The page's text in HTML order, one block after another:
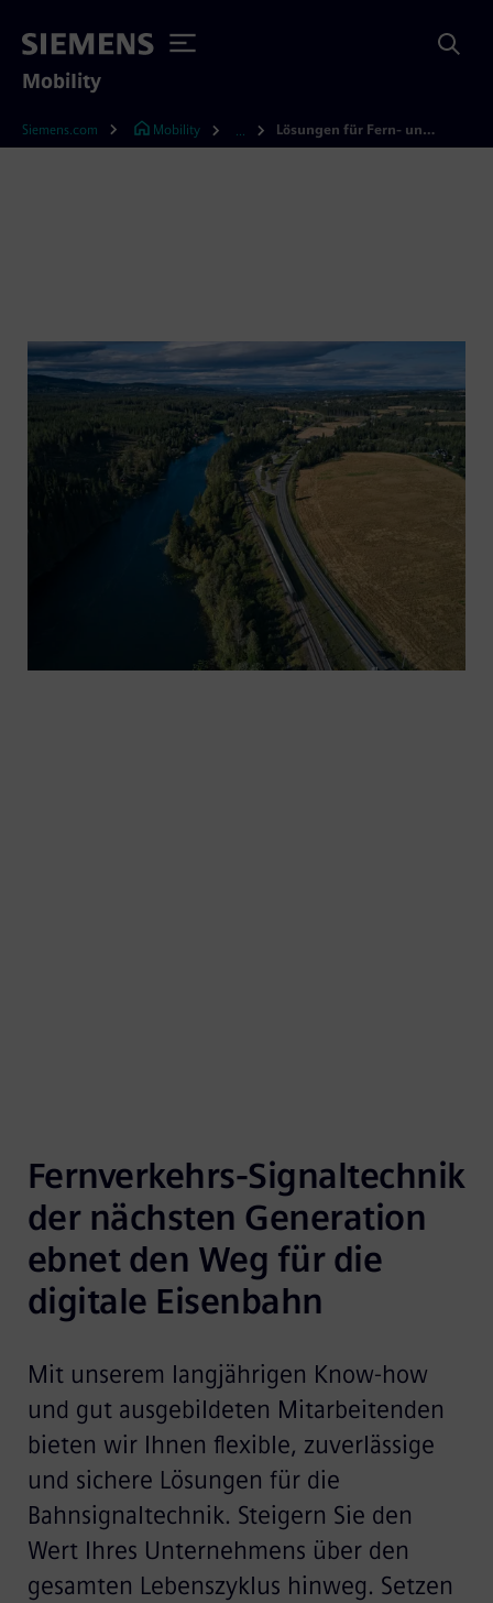
Mobility
Siemens.com Mobility Lösungen für Fern- und Güterverkehr
Fernverkehrs-Signaltechnik
der nächsten Generation
ebnet den Weg für die
digitale Eisenbahn
Mit unserem langjährigen Know-how
und gut ausgebildeten Mitarbeitenden
bieten wir Ihnen flexible, zuverlässige
und sichere Lösungen für die
Bahnsignaltechnik. Steigern Sie den
Wert Ihres Unternehmens über den
gesamten Lebenszyklus hinweg. Setzen